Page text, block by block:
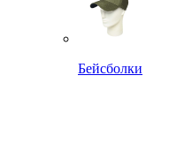
Бейсболки